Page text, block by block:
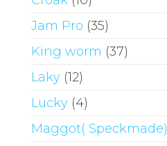
Jam Pro (35)
King worm (37)
Laky (12)
Lucky (4)
Maggot( Speckmade)